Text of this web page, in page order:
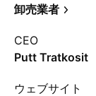
卸売業者
CEO
Putt Tratkosit
ウェブサイト